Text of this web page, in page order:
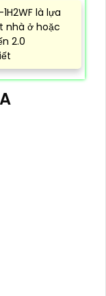
là lựa
nhà ở hoặc
2.0